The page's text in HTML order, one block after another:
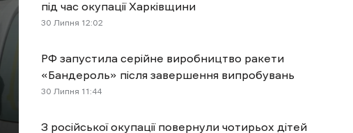
під час окупації Харківщини
30 Липня 12:02
РФ запустила серійне виробництво ракети
«Бандероль» після завершення випробувань
30 Липня 11:44
З російської окупації повернули чотирьох дітей